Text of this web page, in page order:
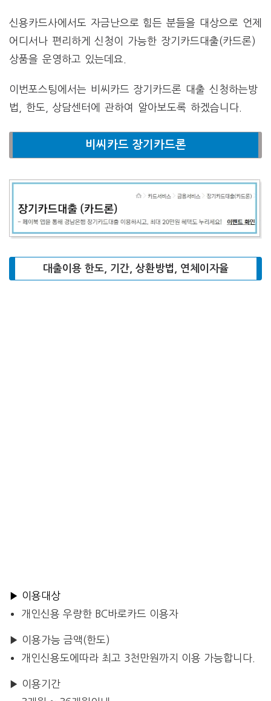
신용카드사에서도 자금난으로 힘든 분들을 대상으로 언제
어디서나 편리하게 신청이 가능한 장기카드대출(카드론)
상품을 운영하고 있는데요.
이번포스팅에서는 비씨카드 장기카드론 대출 신청하는방
법, 한도, 상담센터에 관하여 알아보도록 하겠습니다.
비씨카드 장기카드론
대출이용 한도, 기간, 상환방법, 연체이자율
▶ 이용대상
개인신용 우량한 BC바로카드 이용자
▶ 이용가능 금액(한도)
개인신용도에따라 최고 3천만원까지 이용 가능합니다.
▶ 이용기간